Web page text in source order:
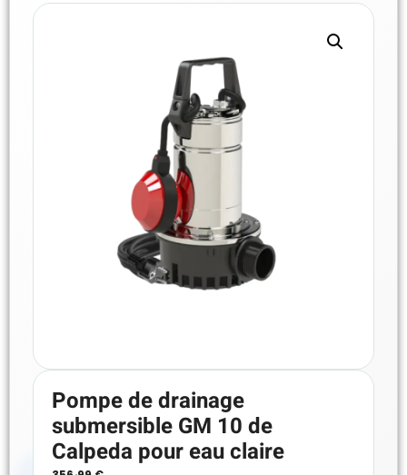
Pompe de drainage
submersible GM 10 de
Calpeda pour eau claire